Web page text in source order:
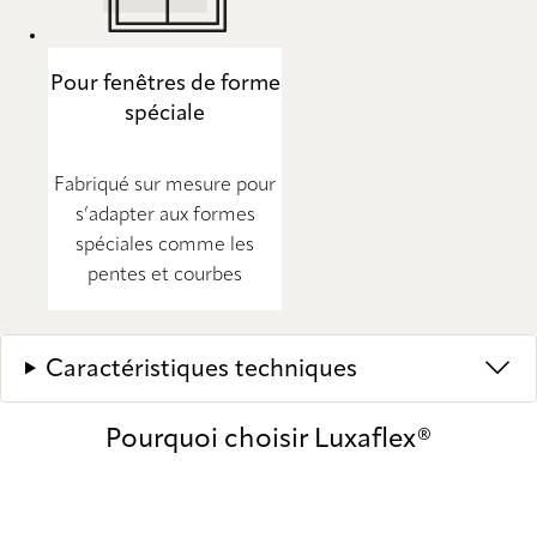
Pour fenêtres de forme
spéciale
Fabriqué sur mesure pour
s’adapter aux formes
spéciales comme les
pentes et courbes
Caractéristiques techniques
Pourquoi choisir Luxaflex®